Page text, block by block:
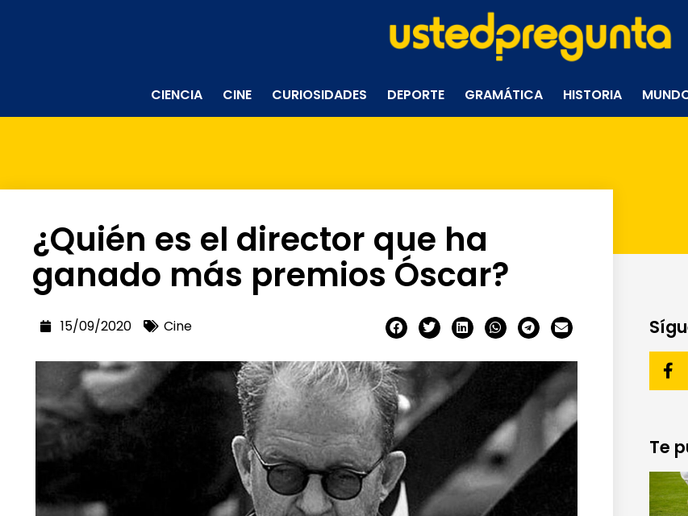
CIENCIA CINE CURIOSIDADES DEPORTE GRAMÁTICA HISTORIA
¿Quién es el director que ha
ganado más premios Óscar?
15/09/2020 Cine
Te